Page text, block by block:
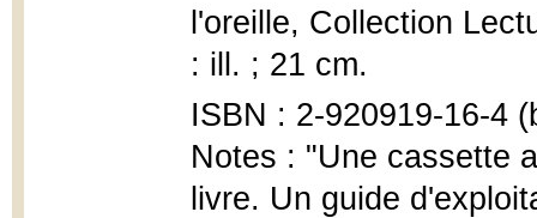
l'oreille, Collection
: ill. ; 21 cm.
ISBN : 2-920919-16-4
Notes : "Une cassette
livre. Un guide